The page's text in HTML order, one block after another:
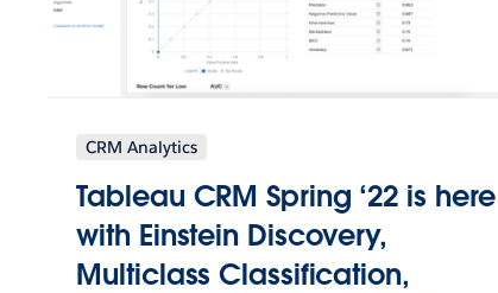
CRM Analytics
Tableau CRM Spring ‘22 is here
with Einstein Discovery,
Multiclass Classification,